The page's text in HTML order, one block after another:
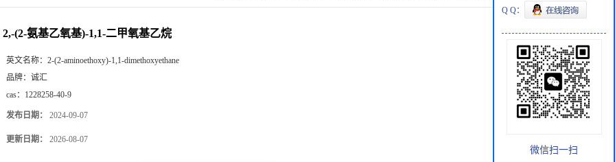
2,-(2-氨基乙氧基)-1,1-二甲氧基乙烷
英文名称： 2-(2-aminoethoxy)-1,1-dimethoxyethane
品牌： 诚汇
cas： 1228258-40-9
发布日期： 2024-09-07
更新日期： 2026-08-07
Q Q：
微信扫一扫